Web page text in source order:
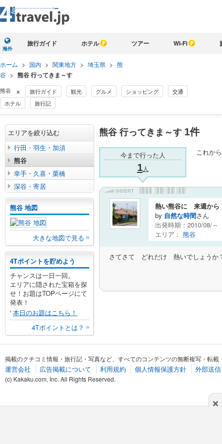
海外
旅行ガイド ホテル ツアー Wi-Fi
ホーム > 国内 > 関東地方 > 埼玉県 > 熊
谷 > 熊谷 行ってきま～す
熊谷 × 旅行ガイド 観光 グルメ ショッピング
交通
ホテル
旅行記
熊谷 行ってきま～す 1件
今まで行った人
1人
これか
熱い熊谷に 来週か
by 自然な時間さん
出発時期：2010/08/～
エリア： 熊谷
さてさて どれだけ 熱いでしょうか
エリアを絞り込む
行田・羽生・加須
熊谷
幸手・久喜・栗橋
深谷・寄居
熊谷 地図
大きな地図で見る
4Tポイントを貯めよう
チャンスは一日一回。
エリアに隠された宝箱を探
せ！お題はTOPページにて
発表！
本日のお題はこちら！
4Tポイントとは？
×
掲載のクチコミ情報・旅行記・写真など、すべてのコンテンツの無断複写・転載
運営会社 広告掲載について 利用規約 個人情報保護方針 外部送
(c) Kakaku.com, Inc. All Rights Reserved.